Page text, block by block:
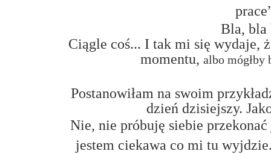
Bla, bla
Ciągle coś... I tak mi się wydaje,
momentu,albo
Postanowiłam na swoim
dzień dzisiejszy.
Nie, nie próbuję siebie
jestem ciekawa co mi tu